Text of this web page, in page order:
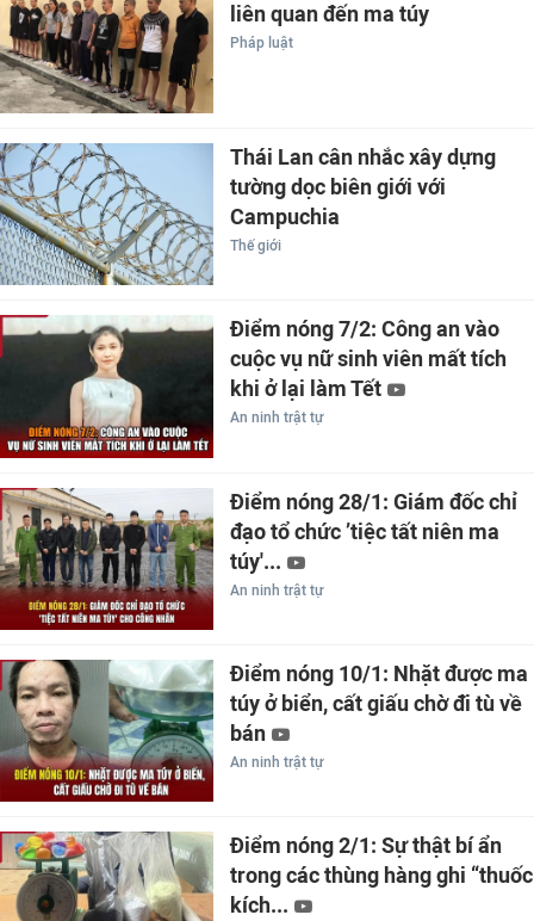
liên quan đến ma túy
Pháp luật
Thái Lan cân nhắc xây dựng
tường dọc biên giới với
Campuchia
Thế giới
Điểm nóng 7/2: Công an vào
cuộc vụ nữ sinh viên mất tích
khi ở lại làm Tết
An ninh trật tự
Điểm nóng 28/1: Giám đốc chỉ
đạo tổ chức ’tiệc tất niên ma
túy'...
An ninh trật tự
Điểm nóng 10/1: Nhặt được ma
túy ở biển, cất giấu chờ đi tù về
bán
An ninh trật tự
Điểm nóng 2/1: Sự thật bí ẩn
trong các thùng hàng ghi “thuốc
kích...